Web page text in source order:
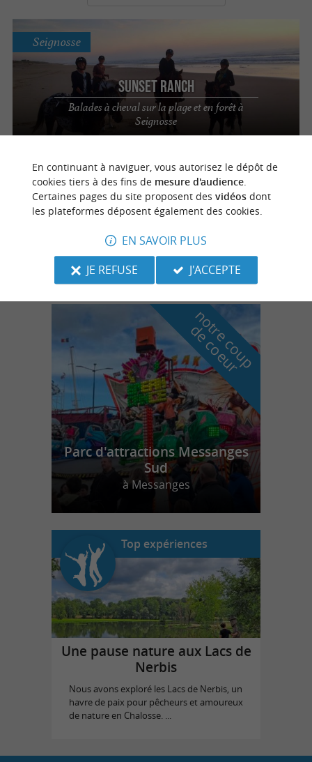
Sunset Ranch
Balades à cheval sur la plage et en forêt à
Seignosse
Seignosse
Cours d'équitation, baby poney, pension et
stages à Angresse au coeur des Landes
Angresse 4.9 km
n
o
t
r
e
c
o
u
p
d
e
c
o
e
u
r
Parc d'attractions Messanges
Sud
à Messanges
Top expériences
Une pause nature aux Lacs de
Nerbis
Nous avons exploré les Lacs de Nerbis, un
havre de paix pour pêcheurs et amoureux
de nature en Chalosse. ...
En continuant à naviguer, vous autorisez le dépôt de
cookies tiers à des fins de mesure d'audience.
Certaines pages du site proposent des vidéosdont
les plateformes déposent également des cookies.
EN SAVOIR PLUS
JE REFUSE
J'ACCEPTE